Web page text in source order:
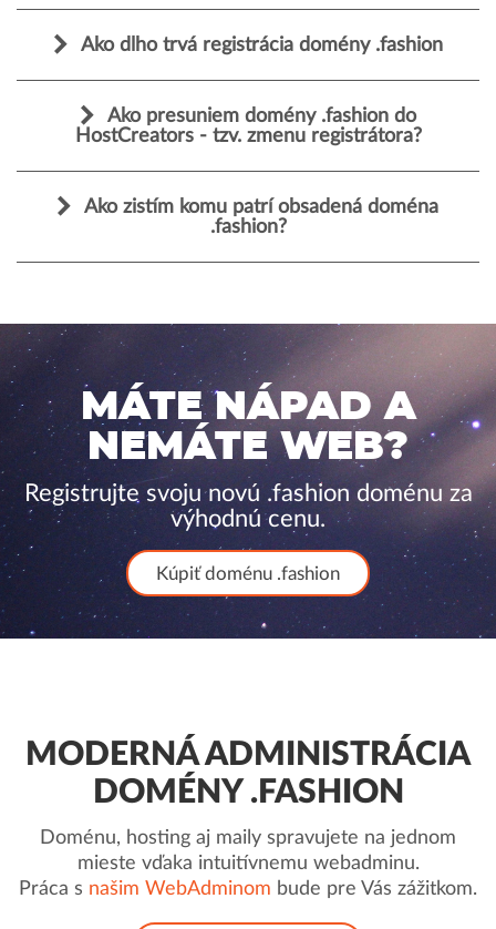
Ako dlho trvá registrácia domény .fashion
Ako presuniem domény .fashion do
HostCreators - tzv. zmenu registrátora?
Ako zistím komu patrí obsadená doména
.fashion?
MÁTE NÁPAD A
NEMÁTE WEB?
Registrujte svoju novú .fashion doménu za
výhodnú cenu.
Kúpiť doménu .fashion
MODERNÁ ADMINISTRÁCIA
DOMÉNY .FASHION
Doménu, hosting aj maily spravujete na jednom
mieste vďaka intuitívnemu webadminu.
Práca s našim WebAdminom bude pre Vás zážitkom.